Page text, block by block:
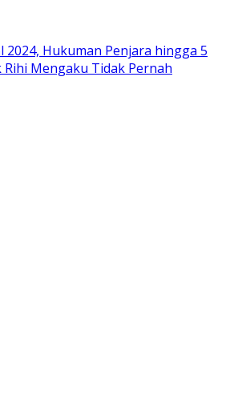
2024, Hukuman Penjara hingga 5
Mengaku Tidak Pernah